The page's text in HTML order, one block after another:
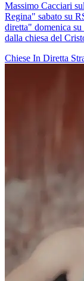
Massimo Cacciari
Regina" sabato su
diretta" domenica
dalla chiesa del
Chiese In Diretta